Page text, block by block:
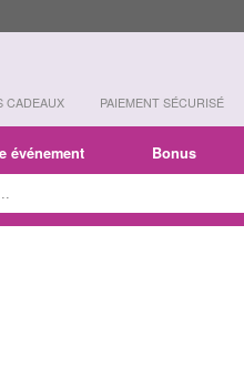
CADEAUX PAIEMENT SÉCURISÉ
événement Bonus